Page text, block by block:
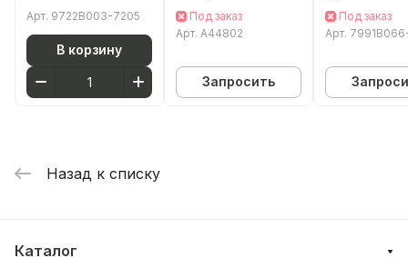
(Серенада)
сиденьем
микролифт белый
санитарный
Арт. 9722B003-7205
В корзину
(Рут) A44802 хром
нержавеющая
Под заказ
Арт. A44802
Запросить
7991B066-
x 45 см
покрытие
Под заказ
Арт.
Назад к списку
Каталог